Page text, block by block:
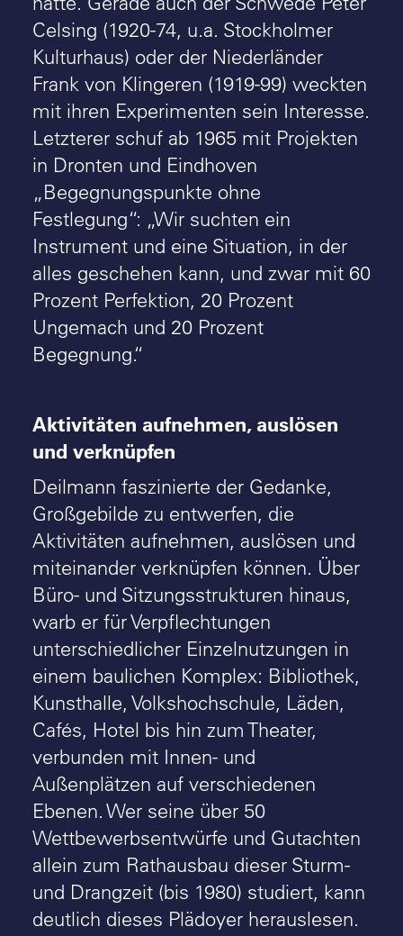
Celsing (1920-74, u.a. Stockholmer
Kulturhaus) oder der Niederländer
Frank von Klingeren (1919-99) weckten
mit ihren Experimenten sein Interesse.
Letzterer schuf ab 1965 mit Projekten
in Dronten und Eindhoven
„Begegnungspunkte ohne
Festlegung“: „Wir suchten ein
Instrument und eine Situation, in der
alles geschehen kann, und zwar mit 60
Prozent Perfektion, 20 Prozent
Ungemach und 20 Prozent
Begegnung.“
Aktivitäten aufnehmen, auslösen
und verknüpfen
Deilmann faszinierte der Gedanke,
Großgebilde zu entwerfen, die
Aktivitäten aufnehmen, auslösen und
miteinander verknüpfen können. Über
Büro- und Sitzungsstrukturen hinaus,
warb er für Verpflechtungen
unterschiedlicher Einzelnutzungen in
einem baulichen Komplex: Bibliothek,
Kunsthalle, Volkshochschule, Läden,
Cafés, Hotel bis hin zum Theater,
verbunden mit Innen- und
Außenplätzen auf verschiedenen
Ebenen. Wer seine über 50
Wettbewerbsentwürfe und Gutachten
allein zum Rathausbau dieser Sturm-
und Drangzeit (bis 1980) studiert, kann
deutlich dieses Plädoyer herauslesen.